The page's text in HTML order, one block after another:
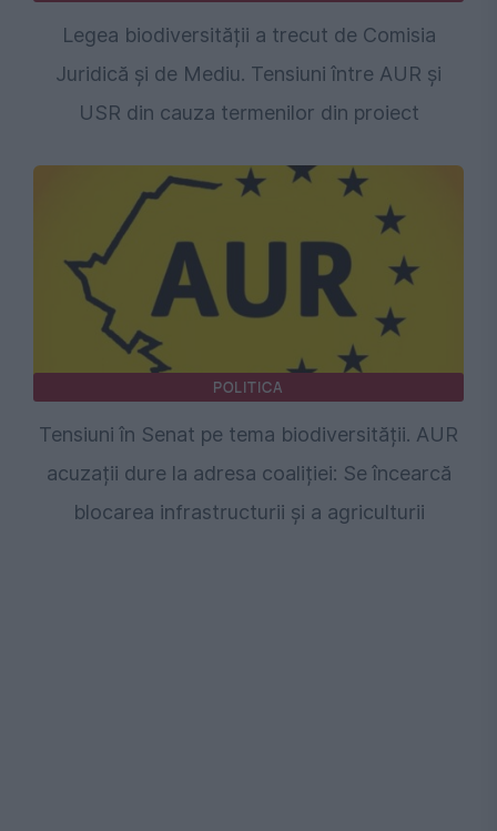
Legea biodiversității a trecut de Comisia
Juridică și de Mediu. Tensiuni între AUR și
USR din cauza termenilor din proiect
POLITICA
Tensiuni în Senat pe tema biodiversității. AUR
acuzații dure la adresa coaliției: Se încearcă
blocarea infrastructurii și a agriculturii